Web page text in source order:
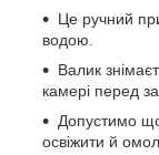
Це ручний
водою.
Валик
камері перед
Допустимо
освіжити й